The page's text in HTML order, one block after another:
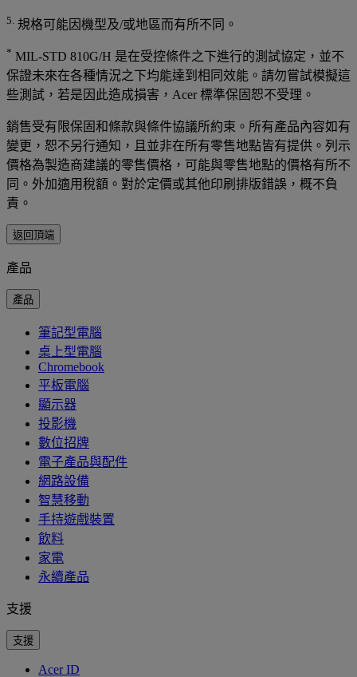
5. 規格可能因機型及/或地區而有所不同。
* MIL-STD 810G/H 是在受控條件之下進行的測試協定，並不
保證未來在各種情況之下均能達到相同效能。請勿嘗試模擬這
些測試，若是因此造成損害，Acer 標準保固恕不受理。
銷售受有限保固和條款與條件協議所約束。所有產品內容如有
變更，恕不另行通知，且並非在所有零售地點皆有提供。列示
價格為製造商建議的零售價格，可能與零售地點的價格有所不
同。外加適用稅額。對於定價或其他印刷排版錯誤，概不負
責。
返回頂端
產品
產品
筆記型電腦
桌上型電腦
Chromebook
平板電腦
顯示器
投影機
數位招牌
電子產品與配件
網路設備
智慧移動
手持遊戲裝置
飲料
家電
永續產品
支援
支援
Acer ID